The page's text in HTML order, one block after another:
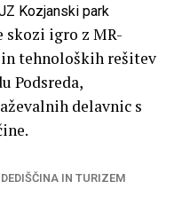
Kozjanski park
skozi igro z MR-
tehnoloških rešitev
Podsreda,
delavnic s
IN TURIZEM